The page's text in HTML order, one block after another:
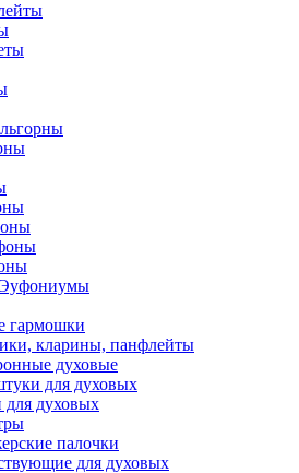
гармошки
кларины, панфлейты
духовые
для духовых
для духовых
палочки
для духовых